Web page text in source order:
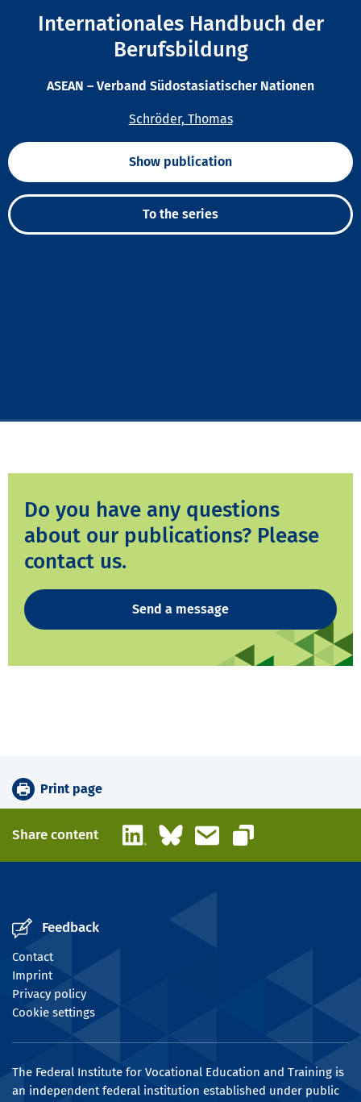
Internationales Handbuch der
Berufsbildung
ASEAN – Verband Südostasiatischer Nationen
Schröder, Thomas
Show publication
To the series
Do you have any questions
about our publications? Please
contact us.
Send a message
Print page
Share content LinkedInBlueskyEmail
Copy link
Feedback
Contact
Imprint
Privacy policy
Cookie settings
The Federal Institute for Vocational Education and Training is
an independent federal institution established under public